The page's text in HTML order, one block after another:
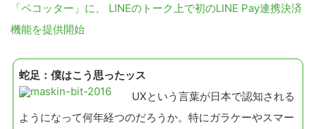
「ペコッター」に、 LINEのトーク上で初のLINE Pay連携決済
機能を提供開始
蛇足：僕はこう思ったッス
UXという言葉が日本で認知される
ようになって何年経つのだろうか。特にガラケーやスマー